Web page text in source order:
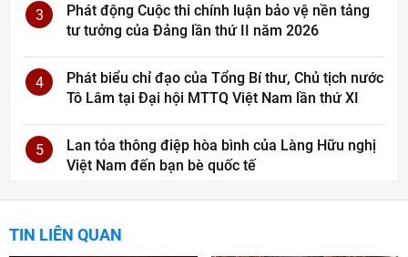
3
Phát động Cuộc thi chính luận bảo vệ nền tảng
tư tưởng của Đảng lần thứ II năm 2026
4
Phát biểu chỉ đạo của Tổng Bí thư, Chủ tịch nước
Tô Lâm tại Đại hội MTTQ Việt Nam lần thứ XI
5
Lan tỏa thông điệp hòa bình của Làng Hữu nghị
Việt Nam đến bạn bè quốc tế
TIN LIÊN QUAN